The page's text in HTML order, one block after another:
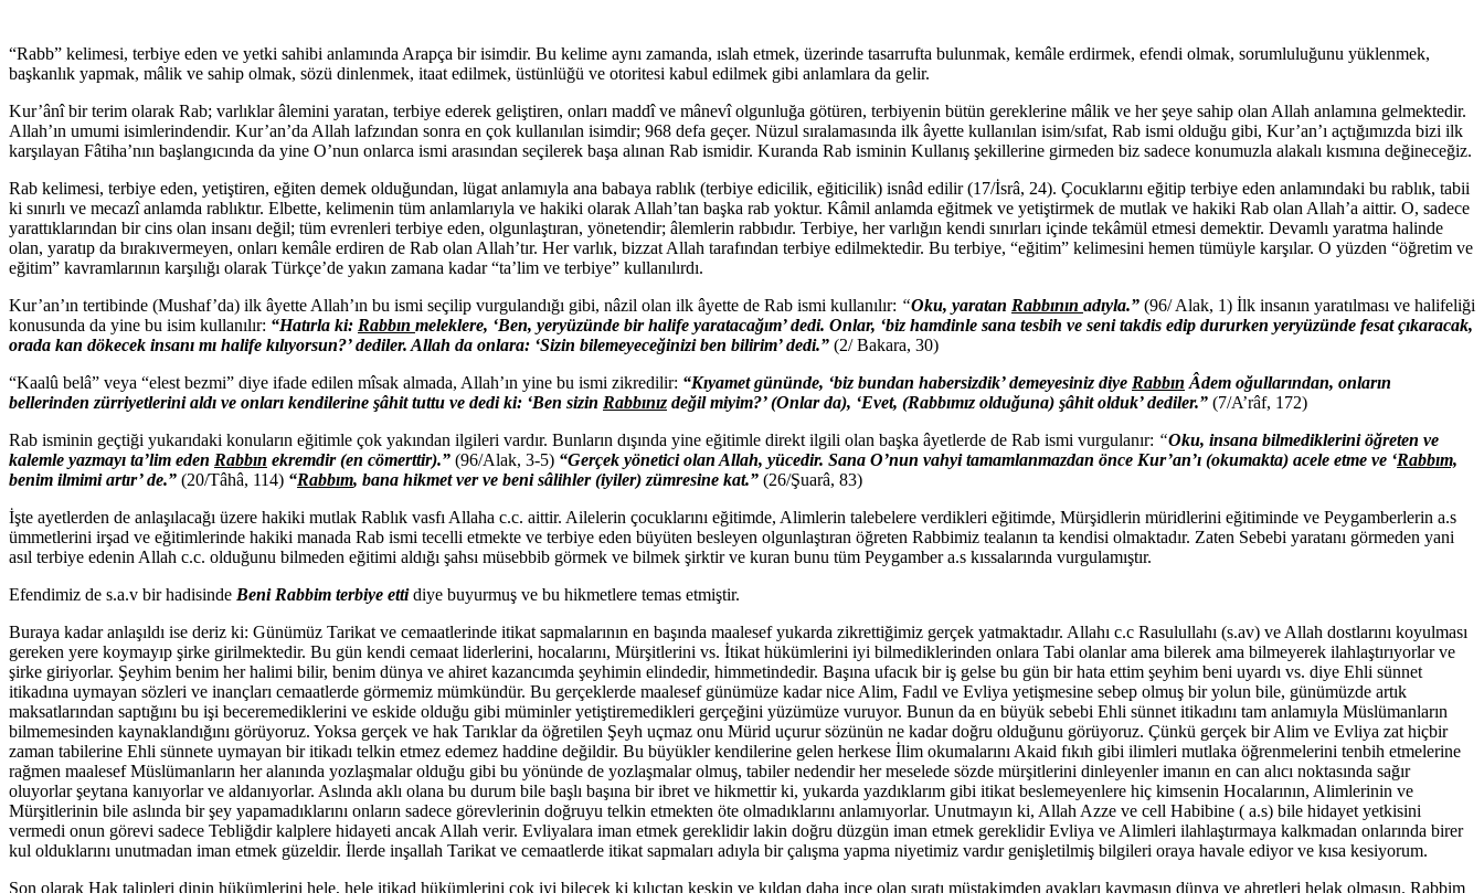
“Rabb” kelimesi, terbiye eden ve yetki sahibi anlamında Arapça bir isimdir. Bu kelime aynı zamanda, ıslah etmek, üzerinde tasarrufta bulunmak, kemâle erdirmek, efendi olmak, sorumluluğunu yüklenmek,
başkanlık yapmak, mâlik ve sahip olmak, sözü dinlenmek, itaat edilmek, üstünlüğü ve otoritesi kabul edilmek gibi anlamlara da gelir.
Kur’ânî bir terim olarak Rab; varlıklar âlemini yaratan, terbiye ederek geliştiren, onları maddî ve mânevî olgunluğa götüren, terbiyenin bütün gereklerine mâlik ve her şeye sahip olan Allah anlamına gelmektedir.
Allah’ın umumi isimlerindendir. Kur’an’da Allah lafzından sonra en çok kullanılan isimdir; 968 defa geçer. Nüzul sıralamasında ilk âyette kullanılan isim/sıfat, Rab ismi olduğu gibi, Kur’an’ı açtığımızda bizi ilk
karşılayan Fâtiha’nın başlangıcında da yine O’nun onlarca ismi arasından seçilerek başa alınan Rab ismidir. Kuranda Rab isminin Kullanış şekillerine girmeden biz sadece konumuzla alakalı kısmına değineceğiz.
Rab kelimesi, terbiye eden, yetiştiren, eğiten demek olduğundan, lügat anlamıyla ana babaya rablık (terbiye edicilik, eğiticilik) isnâd edilir (17/İsrâ, 24). Çocuklarını eğitip terbiye eden anlamındaki bu rablık, tabii
ki sınırlı ve mecazî anlamda rablıktır. Elbette, kelimenin tüm anlamlarıyla ve hakiki olarak Allah’tan başka rab yoktur. Kâmil anlamda eğitmek ve yetiştirmek de mutlak ve hakiki Rab olan Allah’a aittir. O, sadece
yarattıklarından bir cins olan insanı değil; tüm evrenleri terbiye eden, olgunlaştıran, yönetendir; âlemlerin rabbıdır. Terbiye, her varlığın kendi sınırları içinde tekâmül etmesi demektir. Devamlı yaratma halinde
olan, yaratıp da bırakıvermeyen, onları kemâle erdiren de Rab olan Allah’tır. Her varlık, bizzat Allah tarafından terbiye edilmektedir. Bu terbiye, “eğitim” kelimesini hemen tümüyle karşılar. O yüzden “öğretim ve
eğitim” kavramlarının karşılığı olarak Türkçe’de yakın zamana kadar “ta’lim ve terbiye” kullanılırdı.
Kur’an’ın tertibinde (Mushaf’da) ilk âyette Allah’ın bu ismi seçilip vurgulandığı gibi, nâzil olan ilk âyette de Rab ismi kullanılır: “Oku, yaratan Rabbının adıyla.” (96/ Alak, 1) İlk insanın yaratılması ve halifeliği
konusunda da yine bu isim kullanılır: “Hatırla ki: Rabbın meleklere, ‘Ben, yeryüzünde bir halife yaratacağım’ dedi. Onlar, ‘biz hamdinle sana tesbih ve seni takdis edip dururken yeryüzünde fesat çıkaracak,
orada kan dökecek insanı mı halife kılıyorsun?’ dediler. Allah da onlara: ‘Sizin bilemeyeceğinizi ben bilirim’ dedi.” (2/ Bakara, 30)
“Kaalû belâ” veya “elest bezmi” diye ifade edilen mîsak almada, Allah’ın yine bu ismi zikredilir: “Kıyamet gününde, ‘biz bundan habersizdik’ demeyesiniz diye Rabbın Âdem oğullarından, onların
bellerinden zürriyetlerini aldı ve onları kendilerine şâhit tuttu ve dedi ki: ‘Ben sizin Rabbınız değil miyim?’ (Onlar da), ‘Evet, (Rabbımız olduğuna) şâhit olduk’ dediler.” (7/A’râf, 172)
Rab isminin geçtiği yukarıdaki konuların eğitimle çok yakından ilgileri vardır. Bunların dışında yine eğitimle direkt ilgili olan başka âyetlerde de Rab ismi vurgulanır: “Oku, insana bilmediklerini öğreten ve
kalemle yazmayı ta’lim eden Rabbın ekremdir (en cömerttir).” (96/Alak, 3-5) “Gerçek yönetici olan Allah, yücedir. Sana O’nun vahyi tamamlanmazdan önce Kur’an’ı (okumakta) acele etme ve ‘Rabbım,
benim ilmimi artır’ de.” (20/Tâhâ, 114) “Rabbım, bana hikmet ver ve beni sâlihler (iyiler) zümresine kat.” (26/Şuarâ, 83)
İşte ayetlerden de anlaşılacağı üzere hakiki mutlak Rablık vasfı Allaha c.c. aittir. Ailelerin çocuklarını eğitimde, Alimlerin talebelere verdikleri eğitimde, Mürşidlerin müridlerini eğitiminde ve Peygamberlerin a.s
ümmetlerini irşad ve eğitimlerinde hakiki manada Rab ismi tecelli etmekte ve terbiye eden büyüten besleyen olgunlaştıran öğreten Rabbimiz tealanın ta kendisi olmaktadır. Zaten Sebebi yaratanı görmeden yani
asıl terbiye edenin Allah c.c. olduğunu bilmeden eğitimi aldığı şahsı müsebbib görmek ve bilmek şirktir ve kuran bunu tüm Peygamber a.s kıssalarında vurgulamıştır.
Efendimiz de s.a.v bir hadisinde Beni Rabbim terbiye ettidiye buyurmuş ve bu hikmetlere temas etmiştir.
Buraya kadar anlaşıldı ise deriz ki: Günümüz Tarikat ve cemaatlerinde itikat sapmalarının en başında maalesef yukarda zikrettiğimiz gerçek yatmaktadır. Allahı c.c Rasulullahı (s.av) ve Allah dostlarını koyulması
gereken yere koymayıp şirke girilmektedir. Bu gün kendi cemaat liderlerini, hocalarını, Mürşitlerini vs. İtikat hükümlerini iyi bilmediklerinden onlara Tabi olanlar ama bilerek ama bilmeyerek ilahlaştırıyorlar ve
şirke giriyorlar. Şeyhim benim her halimi bilir, benim dünya ve ahiret kazancımda şeyhimin elindedir, himmetindedir. Başına ufacık bir iş gelse bu gün bir hata ettim şeyhim beni uyardı vs. diye Ehli sünnet
itikadına uymayan sözleri ve inançları cemaatlerde görmemiz mümkündür. Bu gerçeklerde maalesef günümüze kadar nice Alim, Fadıl ve Evliya yetişmesine sebep olmuş bir yolun bile, günümüzde artık
maksatlarından saptığını bu işi beceremediklerini ve eskide olduğu gibi müminler yetiştiremedikleri gerçeğini yüzümüze vuruyor. Bunun da en büyük sebebi Ehli sünnet itikadını tam anlamıyla Müslümanların
bilmemesinden kaynaklandığını görüyoruz. Yoksa gerçek ve hak Tarıklar da öğretilen Şeyh uçmaz onu Mürid uçurur sözünün ne kadar doğru olduğunu görüyoruz. Çünkü gerçek bir Alim ve Evliya zat hiçbir
zaman tabilerine Ehli sünnete uymayan bir itikadı telkin etmez edemez haddine değildir. Bu büyükler kendilerine gelen herkese İlim okumalarını Akaid fıkıh gibi ilimleri mutlaka öğrenmelerini tenbih etmelerine
rağmen maalesef Müslümanların her alanında yozlaşmalar olduğu gibi bu yönünde de yozlaşmalar olmuş, tabiler nedendir her meselede sözde mürşitlerini dinleyenler imanın en can alıcı noktasında sağır
oluyorlar şeytana kanıyorlar ve aldanıyorlar. Aslında aklı olana bu durum bile başlı başına bir ibret ve hikmettir ki, yukarda yazdıklarım gibi itikat beslemeyenlere hiç kimsenin Hocalarının, Alimlerinin ve
Mürşitlerinin bile aslında bir şey yapamadıklarını onların sadece görevlerinin doğruyu telkin etmekten öte olmadıklarını anlamıyorlar. Unutmayın ki, Allah Azze ve cell Habibine ( a.s) bile hidayet yetkisini
vermedi onun görevi sadece Tebliğdir kalplere hidayeti ancak Allah verir. Evliyalara iman etmek gereklidir lakin doğru düzgün iman etmek gereklidir Evliya ve Alimleri ilahlaştırmaya kalkmadan onlarında birer
kul olduklarını unutmadan iman etmek güzeldir. İlerde inşallah Tarikat ve cemaatlerde itikat sapmaları adıyla bir çalışma yapma niyetimiz vardır genişletilmiş bilgileri oraya havale ediyor ve kısa kesiyorum.
Son olarak Hak talipleri dinin hükümlerini hele, hele itikad hükümlerini çok iyi bilecek ki kılıçtan keskin ve kıldan daha ince olan sıratı müstakimden ayakları kaymasın dünya ve ahretleri helak olmasın. Rabbim